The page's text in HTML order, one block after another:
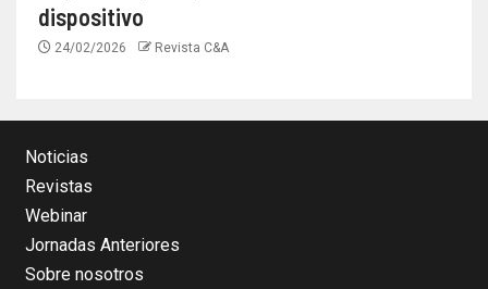
dispositivo
24/02/2026 Revista C&A
Noticias
Revistas
Webinar
Jornadas Anteriores
Sobre nosotros